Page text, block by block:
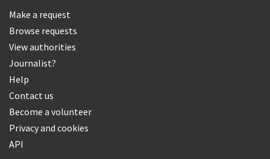
Make a request
Browse requests
View authorities
Journalist?
Help
Contact us
Become a volunteer
Privacy and cookies
API